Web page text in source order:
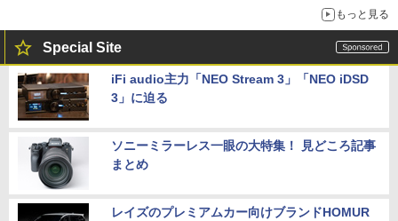
もっと見る
Special Site
iFi audio主力「NEO Stream 3」「NEO iDSD
3」に迫る
ソニーミラーレス一眼の大特集！ 見どころ記事
まとめ
レイズのプレミアムカー向けブランドHOMUR